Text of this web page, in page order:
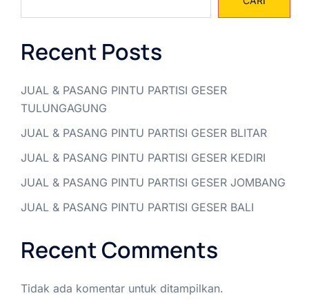
Recent Posts
JUAL & PASANG PINTU PARTISI GESER
TULUNGAGUNG
JUAL & PASANG PINTU PARTISI GESER BLITAR
JUAL & PASANG PINTU PARTISI GESER KEDIRI
JUAL & PASANG PINTU PARTISI GESER JOMBANG
JUAL & PASANG PINTU PARTISI GESER BALI
Recent Comments
Tidak ada komentar untuk ditampilkan.